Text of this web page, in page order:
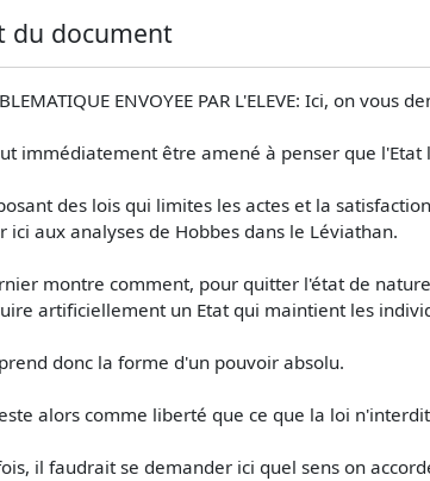
du document
ENVOYEE PAR L'ELEVE: Ici, on
immédiatement être amené à penser que
des lois qui limites les actes et la
ici aux analyses de Hobbes dans le Léviathan.
montre comment, pour quitter l'état de
artificiellement un Etat qui maintient les
donc la forme d'un pouvoir absolu.
alors comme liberté que ce que la loi
il faudrait se demander ici quel sens on